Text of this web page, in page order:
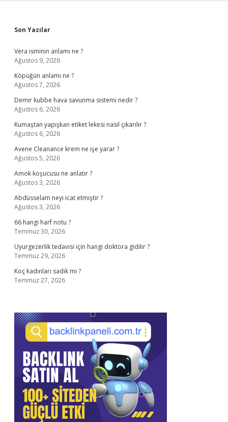
Sidebar
Son Yazılar
Vera isminin anlamı ne ?
Ağustos 9, 2026
Köpüğün anlamı ne ?
Ağustos 7, 2026
Demir kubbe hava savunma sistemi nedir ?
Ağustos 6, 2026
Kumaştan yapışkan etiket lekesi nasıl çıkarılır ?
Ağustos 6, 2026
Avene Cleanance krem ne işe yarar ?
Ağustos 5, 2026
Amok koşucusu ne anlatır ?
Ağustos 3, 2026
Abdüsselam neyi icat etmiştir ?
Ağustos 3, 2026
66 hangi harf notu ?
Temmuz 30, 2026
Uyurgezerlik tedavisi için hangi doktora gidilir ?
Temmuz 29, 2026
Koç kadınları sadık mı ?
Temmuz 27, 2026